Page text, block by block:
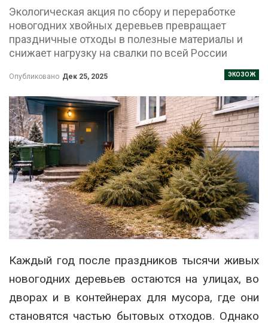
Экологическая акция по сбору и переработке
новогодних хвойных деревьев превращает
праздничные отходы в полезные материалы и
снижает нагрузку на свалки по всей России
ЭКОЗОЖ
Опубликовано Дек 25, 2025
Каждый год после праздников тысячи живых
новогодних деревьев остаются на улицах, во
дворах и в контейнерах для мусора, где они
становятся частью бытовых отходов. Однако